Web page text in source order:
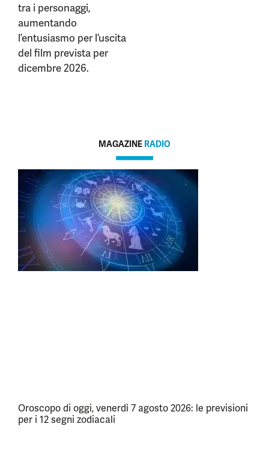
tra i personaggi,
aumentando
l’entusiasmo per l’uscita
del film prevista per
dicembre 2026.
MAGAZINE RADIO
Oroscopo di oggi, venerdì 7 agosto 2026: le previsioni
per i 12 segni zodiacali